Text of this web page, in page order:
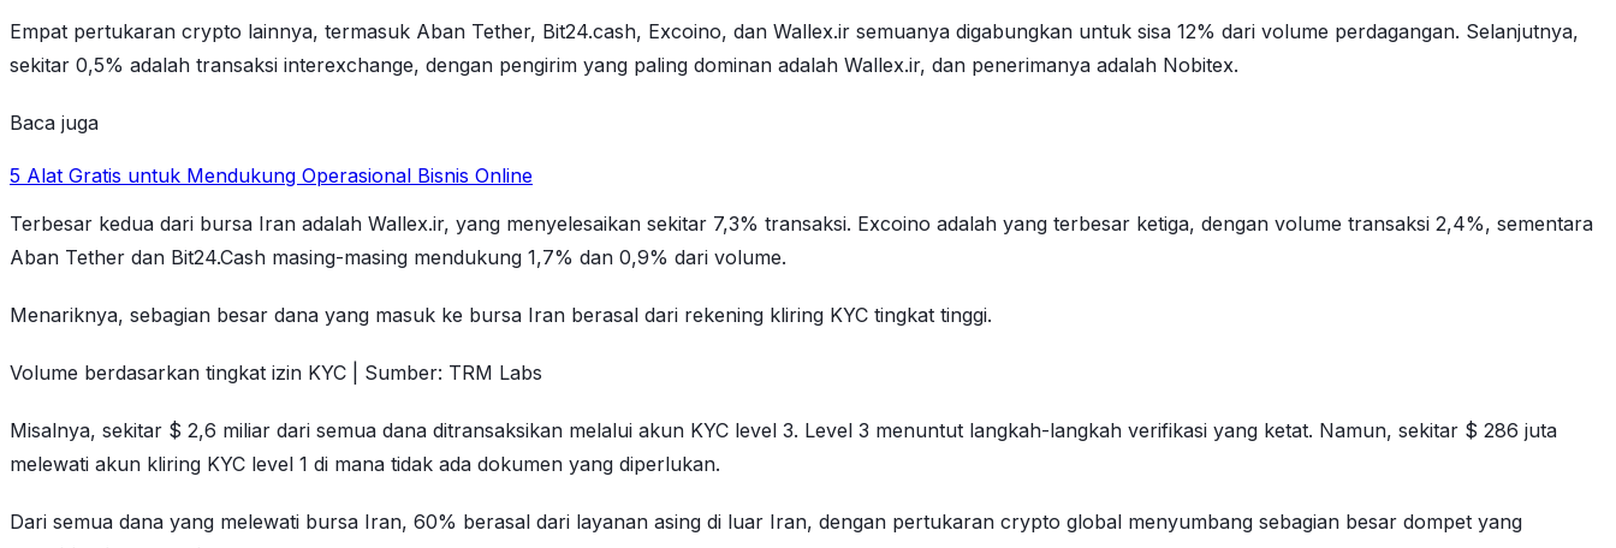
Empat pertukaran crypto lainnya, termasuk Aban Tether, Bit24.cash, Excoino, dan Wallex.ir semuanya digabungkan untuk sisa 12% dari volume perdagangan. Selanjutnya,
sekitar 0,5% adalah transaksi interexchange, dengan pengirim yang paling dominan adalah Wallex.ir, dan penerimanya adalah Nobitex.
Baca juga
5 Alat Gratis untuk Mendukung Operasional Bisnis Online
Terbesar kedua dari bursa Iran adalah Wallex.ir, yang menyelesaikan sekitar 7,3% transaksi. Excoino adalah yang terbesar ketiga, dengan volume transaksi 2,4%, sementara
Aban Tether dan Bit24.Cash masing-masing mendukung 1,7% dan 0,9% dari volume.
Menariknya, sebagian besar dana yang masuk ke bursa Iran berasal dari rekening kliring KYC tingkat tinggi.
Volume berdasarkan tingkat izin KYC | Sumber: TRM Labs
Misalnya, sekitar $ 2,6 miliar dari semua dana ditransaksikan melalui akun KYC level 3. Level 3 menuntut langkah-langkah verifikasi yang ketat. Namun, sekitar $ 286 juta
melewati akun kliring KYC level 1 di mana tidak ada dokumen yang diperlukan.
Dari semua dana yang melewati bursa Iran, 60% berasal dari layanan asing di luar Iran, dengan pertukaran crypto global menyumbang sebagian besar dompet yang